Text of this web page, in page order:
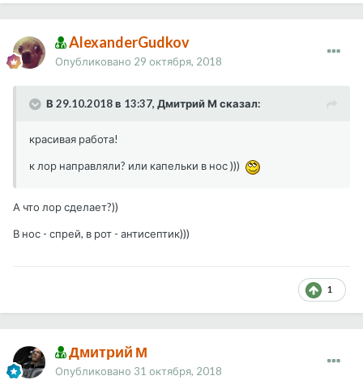
AlexanderGudkov
Опубликовано 29 октября, 2018
В 29.10.2018 в 13:37, Дмитрий М сказал:
красивая работа!
к лор направляли? или капельки в нос )))
А что лор сделает?))
В нос - спрей, в рот - антисептик)))
1
Дмитрий М
Опубликовано 31 октября, 2018